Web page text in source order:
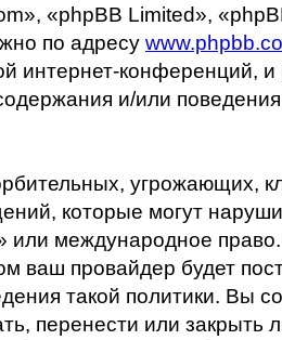
«phpBB Limited»,
по адресу
интернет-конференций,
и/или
угрожающих,
которые могут
или международное
ваш провайдер будет
такой политики. Вы
перенести или